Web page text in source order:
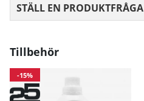
STÄLL EN PRODUKTFRÅGA
Tillbehör
-15%